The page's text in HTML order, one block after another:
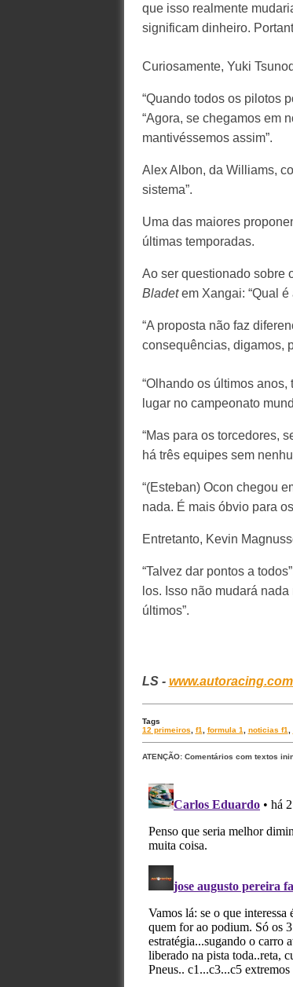
que isso realmente
significam dinheiro.
Curiosamente, Yuki
“Quando todos os pilotos
“Agora, se chegamos em
mantivéssemos assim”.
Alex Albon, da Williams,
sistema”.
Uma das maiores
últimas temporadas.
Ao ser questionado sobre
Bladetem Xangai: “Qual é
“A proposta não faz
consequências, digamos,
“Olhando os últimos
lugar no campeonato
“Mas para os torcedores,
há três equipes sem
“(Esteban) Ocon chegou
nada. É mais óbvio para
Entretanto, Kevin
“Talvez dar pontos a
los. Isso não mudará
últimos”.
LS -
Tags
12 primeiros
f1 formula 1 noticias f1
ATENÇÃO: Comentários com textos